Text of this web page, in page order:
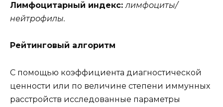
Лимфоцитарный индекс:лимфоциты/
нейтрофилы.
Рейтинговый алгоритм
С помощью коэффициента диагностической
ценности или по величине степени иммунных
расстройств исследованные параметры